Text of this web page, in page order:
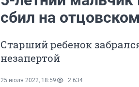
сбил на
Старший ребенок
незапертой
25 июля 2022, 18:59 2 634